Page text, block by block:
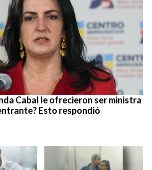
Cabal le ofrecieron ser ministra
Esto respondió